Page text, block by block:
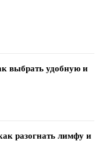
выбрать удобную и
разогнать лимфу и